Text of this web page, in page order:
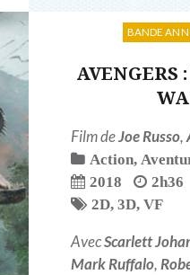
Film deJoe Russo,
Action,
2018
2h36
2D,3D,VF
AvecScarlett
Mark Ruffalo,
BANDE